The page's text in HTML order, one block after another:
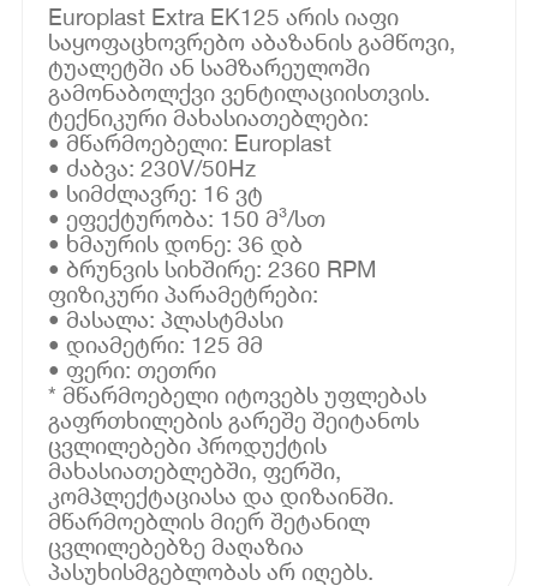
Europlast Extra EK125 არის იაფი
საყოფაცხოვრებო აბაზანის გამწოვი,
ტუალეტში ან სამზარეულოში
გამონაბოლქვი ვენტილაციისთვის.
ტექნიკური მახასიათებლები:
• მწარმოებელი: Europlast
• ძაბვა: 230V/50Hz
• სიმძლავრე: 16 ვტ
• ეფექტურობა: 150 მ³/სთ
• ხმაურის დონე: 36 დბ
• ბრუნვის სიხშირე: 2360 RPM
ფიზიკური პარამეტრები:
• მასალა: პლასტმასი
• დიამეტრი: 125 მმ
• ფერი: თეთრი
* მწარმოებელი იტოვებს უფლებას
გაფრთხილების გარეშე შეიტანოს
ცვლილებები პროდუქტის
მახასიათებლებში, ფერში,
კომპლექტაციასა და დიზაინში.
მწარმოებლის მიერ შეტანილ
ცვლილებებზე მაღაზია
პასუხისმგებლობას არ იღებს.